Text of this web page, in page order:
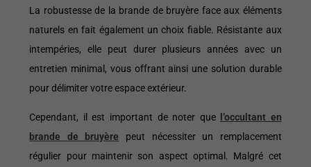
La robustesse de la brande de bruyère face aux éléments
naturels en fait également un choix fiable. Résistante aux
intempéries, elle peut durer plusieurs années avec un
entretien minimal, vous offrant ainsi une solution durable
pour délimiter votre espace extérieur.
Cependant, il est important de noter que
l’occultant en
brande de bruyère peut nécessiter un remplacement
régulier pour maintenir son aspect optimal. Malgré cet